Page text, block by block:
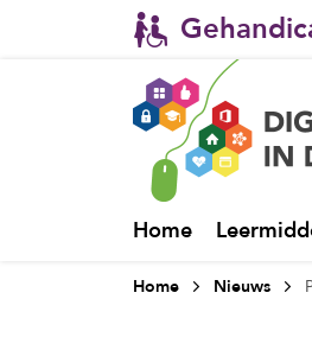
Ggz
Home
Home Nieuws